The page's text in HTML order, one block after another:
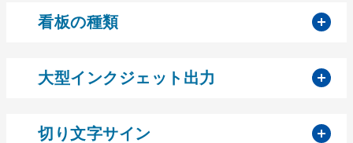
看板の種類
大型インクジェット出力
切り文字サイン